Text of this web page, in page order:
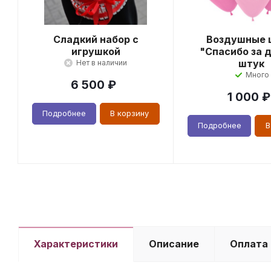
Сладкий набор с
игрушкой
Нет в наличии
6 500 ₽
Подробнее В корзину
Воздушные
"Спасибо за
штук
Много
1 000 ₽
Подробнее
Характеристики Описание Оплата